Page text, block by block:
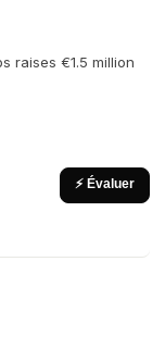
raises €1.5 million
⚡ Évaluer